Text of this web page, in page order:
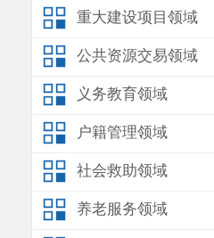
重大建设项目领域
公共资源交易领域
义务教育领域
户籍管理领域
社会救助领域
养老服务领域